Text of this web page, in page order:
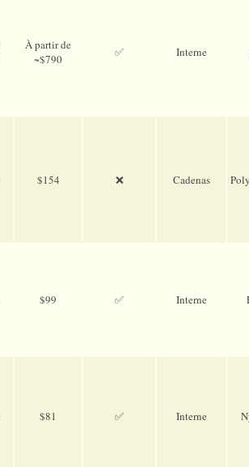
À partir de
~$790
✅ Interne
$154 ❌ Cadenas
$99 ✅ Interne
$81 ✅ Interne